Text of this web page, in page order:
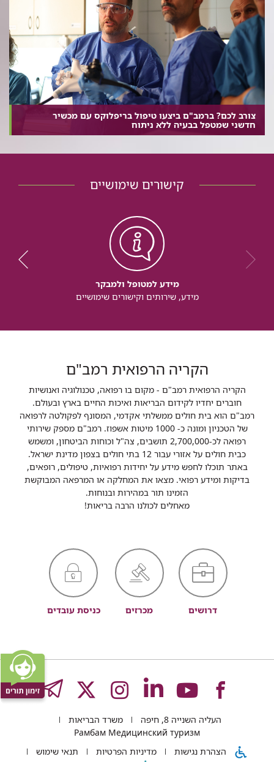
צורב לכם? ברמב"ם ביצעו טיפול בריפלוקס עם מכשיר
חדשני שמטפל בבעיה ללא ניתוח
קישורים שימושיים
מידע למטופל ולמבקר
מידע, שירותים וקישורים שימושיים
הקריה הרפואית רמב"ם
הקריה הרפואית רמב"ם - מקום בו רפואה, טכנולוגיה ואנושיות
חוברים יחדיו לקידום הבריאות ואיכות החיים בארץ ובעולם.
רמב"ם הוא בית חולים ממשלתי אקדמי, המסונף לפקולטה לרפואה
של הטכניון ומונה כ- 1000 מיטות אשפוז. רמב"ם מספק שירותי
רפואה לכ-2,700,000 תושבים, צה"ל וכוחות הביטחון, ומשמש
כבית חולים על אזורי עבור 12 בתי חולים בצפון מדינת ישראל.
באתר תוכלו לחפש מידע על יחידות רפואיות, טיפולים, רופאים,
בדיקות ומידע רפואי. מצאו את המחלקה או המרפאה המבוקשת
הזמינו תור במהירות ובנוחות.
מאחלים לכולנו הרבה בריאות!
דרושים מכרזים כניסת עובדים
לעמוד
של
לעמוד
של
לעמוד
של
לעמוד
של
לעמוד
של
העליה השנייה 8, חיפה
משרד הבריאות
Рамбам Медицинский туризм
הצהרת נגישות
מדיניות הפרטיות תנאי שימוש